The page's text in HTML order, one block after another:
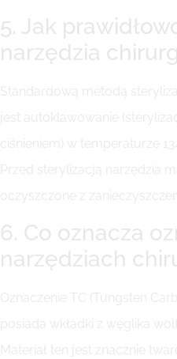
5. Jak
narzędzia
Standardową metodą
jest autoklawowanie
ciśnieniem) w temperaturze
Przed sterylizacją narzędzia
oczyszczone z
6. Co oznacza
narzędziach
Oznaczenie TC (Tungsten
posiada wkładki z węglika
Materiał ten jest znacznie